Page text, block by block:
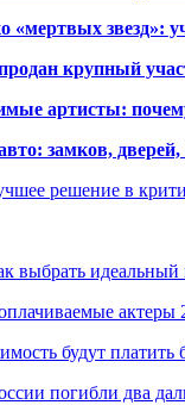
«мертвых звезд»:
крупный
артисты:
замков,
решение в
выбрать
актеры
будут
погибли два